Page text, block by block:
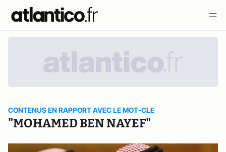
CONTENUS EN RAPPORT AVEC LE MOT-CLE
"MOHAMED BEN NAYEF"